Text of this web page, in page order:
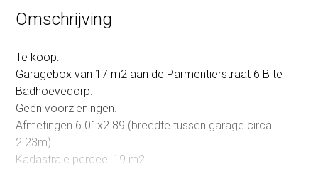
Omschrijving
Te koop:
Garagebox van 17 m2 aan de Parmentierstraat 6 B te
Badhoevedorp.
Geen voorzieningen.
Afmetingen 6.01x2.89 (breedte tussen garage circa
2.23m).
Kadastrale perceel 19 m2.